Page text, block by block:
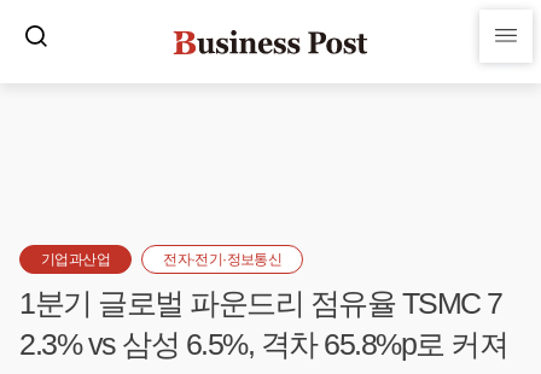
기업과산업 전자·전기·정보통신
1분기 글로벌 파운드리 점유율 TSMC 7
2.3% vs 삼성 6.5%, 격차 65.8%p로 커져